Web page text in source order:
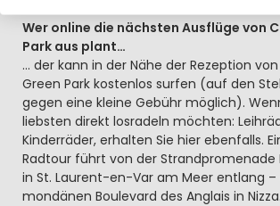
Wer online die nächsten Ausflüge von
Park aus plant…
… der kann in der Nähe der Rezeption
Green Park kostenlos surfen (auf den
gegen eine kleine Gebühr möglich).
liebsten direkt losradeln möchten:
Kinderräder, erhalten Sie hier ebenfalls.
Radtour führt von der Strandpromenade
in St. Laurent-en-Var am Meer entlang
mondänen Boulevard des Anglais in Nizza.